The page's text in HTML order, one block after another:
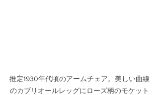
推定1930年代頃のアームチェア。美しい曲線
のカブリオールレッグにローズ柄のモケット